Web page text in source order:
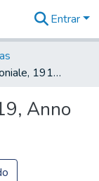
Entrar
Il Pasquino Coloniale, 1919, Anno XII, n. 0623
Anno